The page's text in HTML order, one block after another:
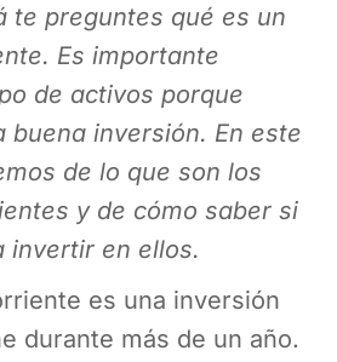
te preguntes qué es un
Es importante
de activos porque
buena inversión. En este
de lo que son los
y de cómo saber si
invertir en ellos.
es una inversión
durante más de un año.